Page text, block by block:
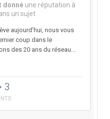
3
donné une réputation à
un sujet
aujourd'hui, nous vous
coup dans le
des 20 ans du réseau...